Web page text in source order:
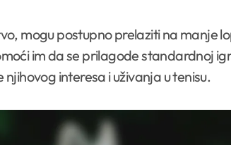
mogu postupno prelaziti na manje
im da se prilagode standardnoj
interesa i uživanja u tenisu.